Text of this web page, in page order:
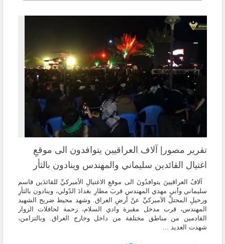
تقرير مصور| آلاف العراقيين يتوافدون الى موقعِ
اغتيال القائدين سليماني والمهندس وينادون بالثأر
آلافُ العراقيينَ يتوافدُونَ الى موقعِ الاغتيالِ الأميركيِّ للقائدَين قاسم
سليماني وأبي مهدي المهندس قربَ مطارِ بغدادَ الدّولي، وينادون بالثأرِ
ورحيلِ المحتلِّ الاَميركيِّ عنْ أَرضِ العراق. وشهد محيط ضريح الشهيد
المهندس، قرب مدخل مقبرة وادي السلام، زحمة لحافلات الزوار
القادمين من مناطق مختلفة من داخل وخارج العراق. وبالتزامن،
شهدت العديد ...